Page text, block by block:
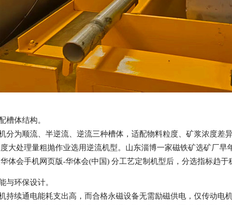
槽体结构。
分为顺流、半逆流、逆流三种槽体，适配物料粒度、矿浆浓度差
大处理量粗抛作业选用逆流机型。山东淄博一家磁铁矿选矿厂
体会手机网页版-华体会(中国) 分工艺定制机型后，分选指标趋于
与环保设计。
持续通电能耗支出高，而合格永磁设备无需励磁供电，仅传动电